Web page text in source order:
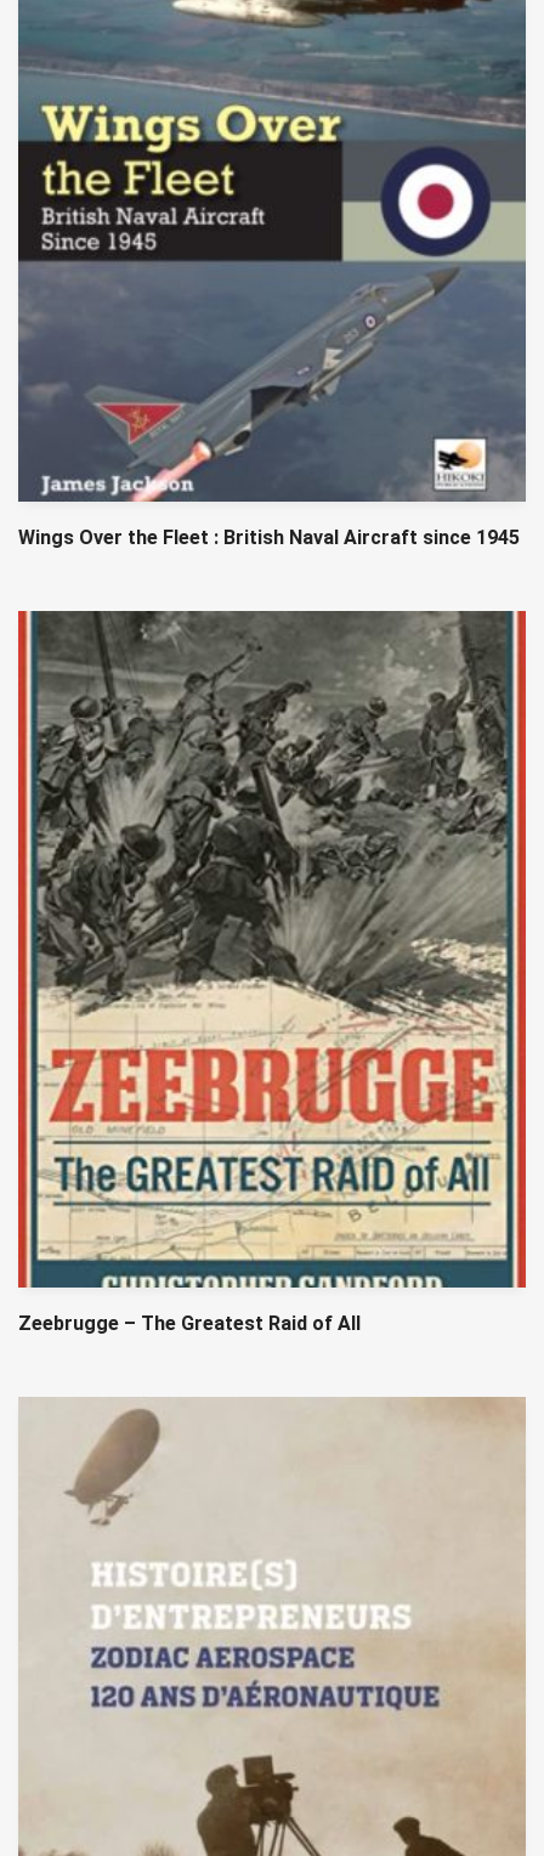
Wings Over the Fleet : British Naval Aircraft since 1945
Zeebrugge – The Greatest Raid of All